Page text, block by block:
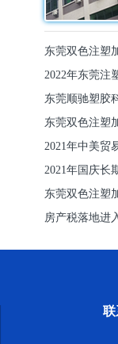
东莞双色注塑
2022年东莞注
东莞顺驰塑胶
东莞双色注塑
2021年中美贸
2021年国庆长
东莞双色注塑
房产税落地进
联